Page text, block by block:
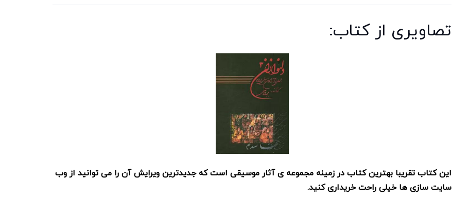
تصاویری از کتاب:
این کتاب تقریبا بهترین کتاب در زمینه مجموعه ی آثار موسیقی است که جدیدترین ویرایش آن را می توانید از وب
سایت سازی ها خیلی راحت خریداری کنید.